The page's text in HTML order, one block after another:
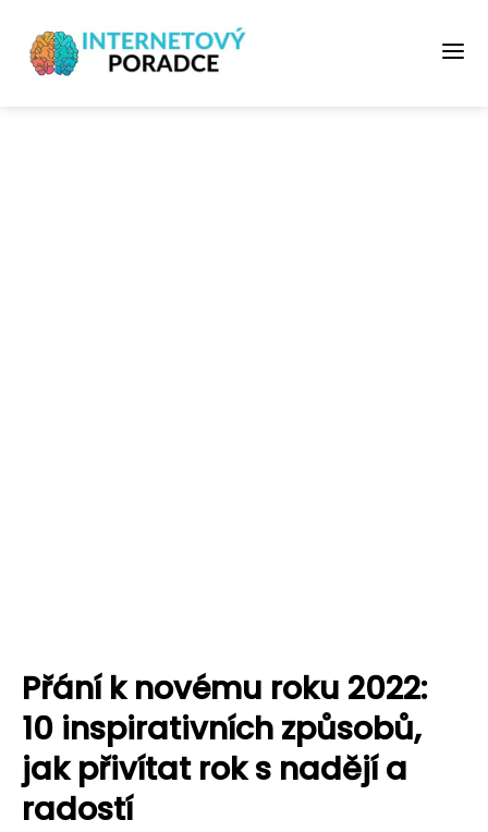
Přání k novému roku 2022:
10 inspirativních způsobů,
jak přivítat rok s nadějí a
radostí